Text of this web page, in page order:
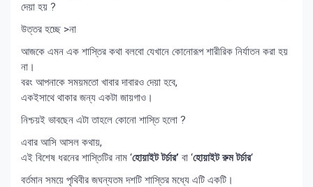
দেয়া হয় ?
উত্তর হচ্ছে >না
আজকে এমন এক শাস্তির কথা বলবো যেখানে কোনোরূপ শারীরিক নির্যাতন করা হয়
না।
বরং আপনাকে সময়মতো খাবার দাবারও দেয়া হবে,
একইসাথে থাকার জন্য একটা জায়গাও।
নিশ্চয়ই ভাবছেন এটা তাহলে কোনো শাস্তি হলো ?
এবার আসি আসল কথায়,
এই বিশেষ ধরনের শাস্তিটির নাম ‘হোয়াইট টর্চার’ বা ‘হোয়াইট রুম টর্চার‘
বর্তমান সময়ে পৃথিবীর জঘন্যতম দশটি শাস্তির মধ্যে এটি একটি।